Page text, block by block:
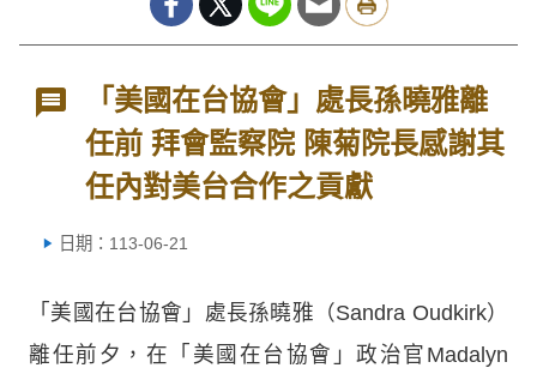
「美國在台協會」處長孫曉雅離
任前 拜會監察院 陳菊院長感謝其
任內對美台合作之貢獻
日期：113-06-21
「美國在台協會」處長孫曉雅（Sandra Oudkirk）
離任前夕，在「美國在台協會」政治官Madalyn